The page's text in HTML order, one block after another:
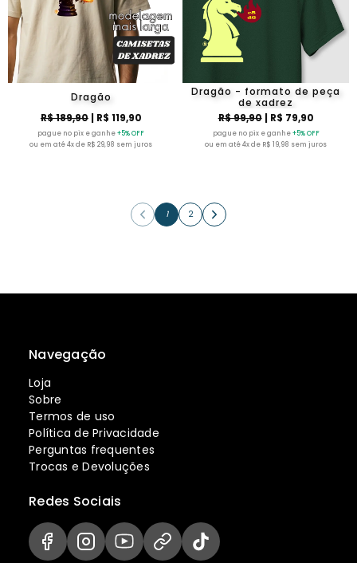
Dragão
R$ 189,90| R$ 119,90
pague no pix e ganhe+5% OFF
ou em até 4x de R$ 29,98 sem juros
Dragão - formato de peça
de xadrez
R$ 99,90| R$ 79,90
pague no pix e ganhe+5% OFF
ou em até 4x de R$ 19,98 sem juros
1 2
Navegação
Loja
Sobre
Termos de uso
Política de Privacidade
Perguntas frequentes
Trocas e Devoluções
Redes Sociais